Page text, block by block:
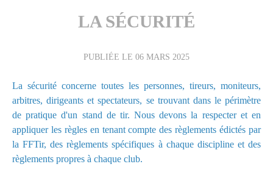
LA SÉCURITÉ
PUBLIÉE LE 06 MARS 2025
La sécurité concerne toutes les personnes, tireurs, moniteurs,
arbitres, dirigeants et spectateurs, se trouvant dans le périmètre
de pratique d'un stand de tir. Nous devons la respecter et en
appliquer les règles en tenant compte des règlements édictés par
la FFTir, des règlements spécifiques à chaque discipline et des
règlements propres à chaque club.